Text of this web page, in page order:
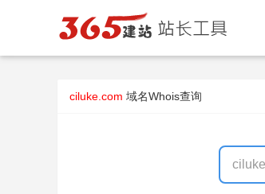
ciluke.com 域名Whois查询